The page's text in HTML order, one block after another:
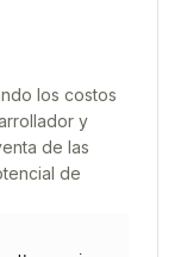
los costos
y
de las
de